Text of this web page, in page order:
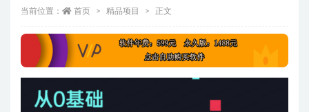
当前位置： 首页 精品项目 正文